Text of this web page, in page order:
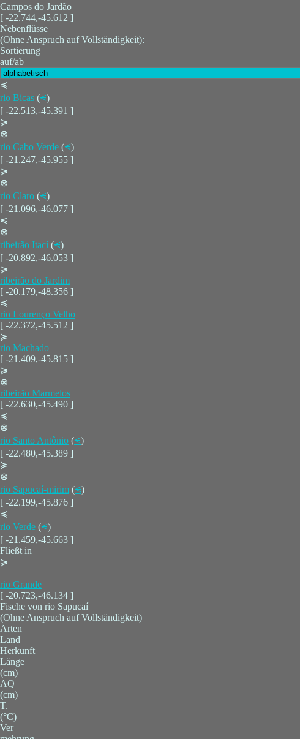
Campos do Jardão
[ -22.744,-45.612 ]
Nebenflüsse
(Ohne Anspruch auf Vollständigkeit):
Sortierung
auf/ab
≼
rio Bicas (⪪)
[ -22.513,-45.391 ]
≽
⊗
rio Cabo Verde (⪪)
[ -21.247,-45.955 ]
≽
⊗
rio Claro (⪪)
[ -21.096,-46.077 ]
≼
⊗
ribeirão Itací (⪪)
[ -20.892,-46.053 ]
≽
ribeirão do Jardim
[ -20.179,-48.356 ]
≼
rio Lourenço Velho
[ -22.372,-45.512 ]
≽
rio Machado
[ -21.409,-45.815 ]
≽
⊗
ribeirão Marmelos
[ -22.630,-45.490 ]
≼
⊗
rio Santo Antônio (⪪)
[ -22.480,-45.389 ]
≽
⊗
rio Sapucaí-mirim (⪪)
[ -22.199,-45.876 ]
≼
rio Verde (⪪)
[ -21.459,-45.663 ]
Fließt in
≽
rio Grande
[ -20.723,-46.134 ]
Fische von rio Sapucaí
(Ohne Anspruch auf Vollständigkeit)
Arten
Land
Herkunft
Länge
(cm)
AQ
(cm)
T.
(°C)
Ver